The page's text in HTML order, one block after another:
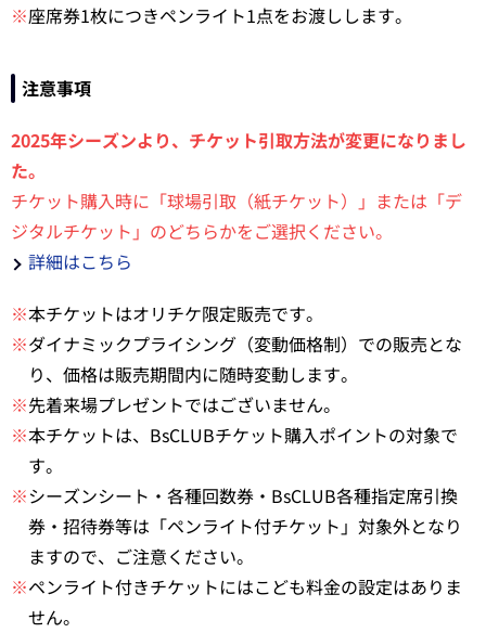
※座席券1枚につきペンライト1点をお渡しします。
注意事項
2025年シーズンより、チケット引取方法が変更になりまし
た。
チケット購入時に「球場引取（紙チケット）」または「デ
ジタルチケット」のどちらかをご選択ください。
詳細はこちら
※本チケットはオリチケ限定販売です。
※ダイナミックプライシング（変動価格制）での販売とな
り、価格は販売期間内に随時変動します。
※先着来場プレゼントではございません。
※本チケットは、BsCLUBチケット購入ポイントの対象で
す。
※シーズンシート・各種回数券・BsCLUB各種指定席引換
券・招待券等は「ペンライト付チケット」対象外となり
ますので、ご注意ください。
※ペンライト付きチケットにはこども料金の設定はありま
せん。